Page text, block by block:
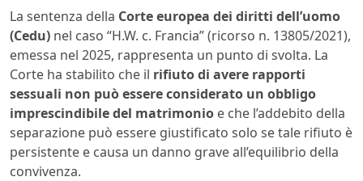
La sentenza della Corte europea dei diritti dell’uomo
(Cedu) nel caso “H.W. c. Francia” (ricorso n. 13805/2021),
emessa nel 2025, rappresenta un punto di svolta. La
Corte ha stabilito che il rifiuto di avere rapporti
sessuali non può essere considerato un obbligo
imprescindibile del matrimonio e che l’addebito della
separazione può essere giustificato solo se tale rifiuto è
persistente e causa un danno grave all’equilibrio della
convivenza.